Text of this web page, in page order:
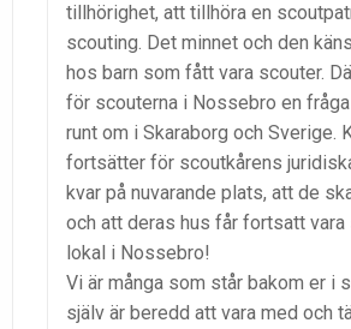
tillhörighet, att tillhöra en
scouting. Det minnet och den
hos barn som fått vara scouter.
för scouterna i Nossebro en
runt om i Skaraborg och Sverige.
fortsätter för scoutkårens
kvar på nuvarande plats, att de
och att deras hus får fortsatt vara
lokal i Nossebro!
Vi är många som står bakom er i
själv är beredd att vara med och